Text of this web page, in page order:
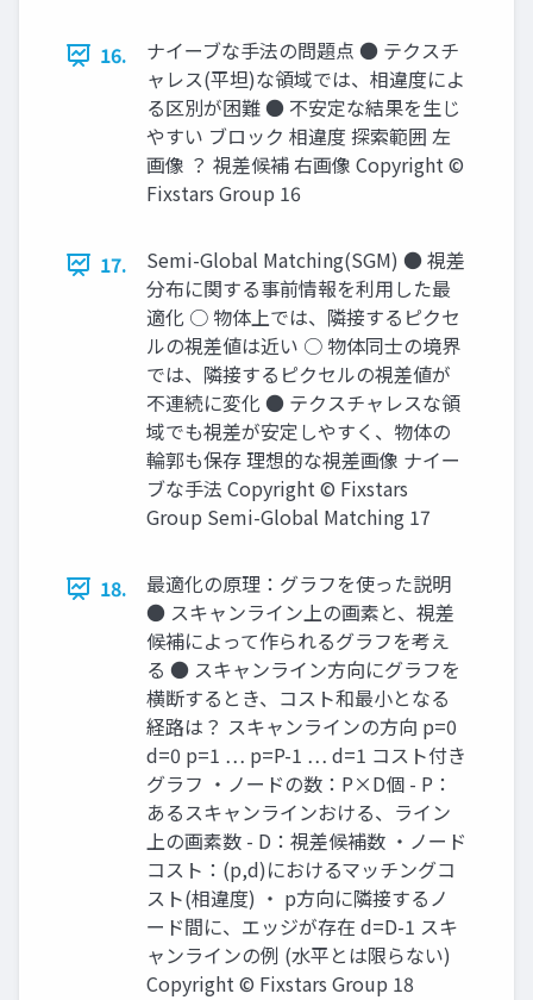
16.
ナイーブな手法の問題点 ● テクスチ
ャレス(平坦)な領域では、相違度によ
る区別が困難 ● 不安定な結果を生じ
やすい ブロック 相違度 探索範囲 左
画像 ？ 視差候補 右画像 Copyright ©
Fixstars Group 16
17.
Semi-Global Matching(SGM) ● 視差
分布に関する事前情報を利用した最
適化 ○ 物体上では、隣接するピクセ
ルの視差値は近い ○ 物体同士の境界
では、隣接するピクセルの視差値が
不連続に変化 ● テクスチャレスな領
域でも視差が安定しやすく、物体の
輪郭も保存 理想的な視差画像 ナイー
ブな手法 Copyright © Fixstars
Group Semi-Global Matching 17
18.
最適化の原理：グラフを使った説明
● スキャンライン上の画素と、視差
候補によって作られるグラフを考え
る ● スキャンライン方向にグラフを
横断するとき、コスト和最小となる
経路は？ スキャンラインの方向 p=0
d=0 p=1 … p=P-1 … d=1 コスト付き
グラフ ・ノードの数：P×D個 - P：
あるスキャンラインおける、ライン
上の画素数 - D：視差候補数 ・ノード
コスト：(p,d)におけるマッチングコ
スト(相違度) ・ p方向に隣接するノ
ード間に、エッジが存在 d=D-1 スキ
ャンラインの例 (水平とは限らない)
Copyright © Fixstars Group 18